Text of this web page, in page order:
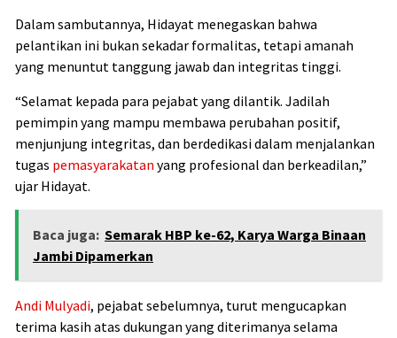
Dalam sambutannya, Hidayat menegaskan bahwa
pelantikan ini bukan sekadar formalitas, tetapi amanah
yang menuntut tanggung jawab dan integritas tinggi.
“Selamat kepada para pejabat yang dilantik. Jadilah
pemimpin yang mampu membawa perubahan positif,
menjunjung integritas, dan berdedikasi dalam menjalankan
tugas pemasyarakatan yang profesional dan berkeadilan,”
ujar Hidayat.
Baca juga: Semarak HBP ke-62, Karya Warga Binaan
Jambi Dipamerkan
Andi Mulyadi, pejabat sebelumnya, turut mengucapkan
terima kasih atas dukungan yang diterimanya selama